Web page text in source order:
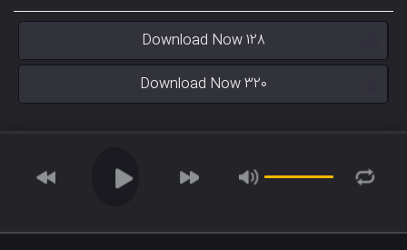
Download Now 128
Download Now 320